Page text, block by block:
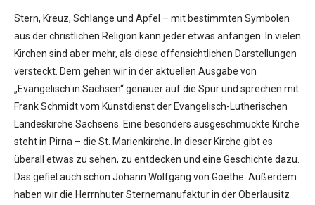
Stern, Kreuz, Schlange und Apfel – mit bestimmten Symbolen
aus der christlichen Religion kann jeder etwas anfangen. In vielen
Kirchen sind aber mehr, als diese offensichtlichen Darstellungen
versteckt. Dem gehen wir in der aktuellen Ausgabe von
„Evangelisch in Sachsen“ genauer auf die Spur und sprechen mit
Frank Schmidt vom Kunstdienst der Evangelisch-Lutherischen
Landeskirche Sachsens. Eine besonders ausgeschmückte Kirche
steht in Pirna – die St. Marienkirche. In dieser Kirche gibt es
überall etwas zu sehen, zu entdecken und eine Geschichte dazu.
Das gefiel auch schon Johann Wolfgang von Goethe. Außerdem
haben wir die Herrnhuter Sternemanufaktur in der Oberlausitz